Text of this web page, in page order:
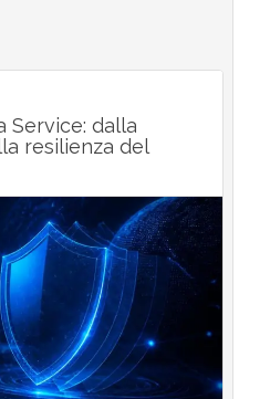
Service: dalla
resilienza del